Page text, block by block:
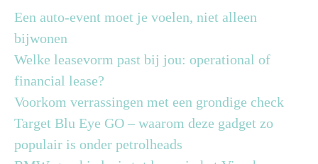
Een auto-event moet je voelen, niet alleen
bijwonen
Welke leasevorm past bij jou: operational of
financial lease?
Voorkom verrassingen met een grondige check
Target Blu Eye GO – waarom deze gadget zo
populair is onder petrolheads